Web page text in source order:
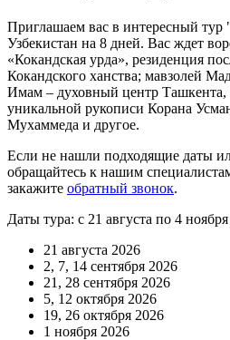
Приглашаем вас в интересный
Узбекистан на 8 дней. Вас ждет
«Кокандская урда», резиденция
Кокандского ханства; мавзолей
Имам – духовный центр Ташкента,
уникальной рукописи Корана
Мухаммеда и другое.
Если не нашли подходящие даты
обращайтесь к нашим
закажите обратный звонок.
Даты тура: с 21 августа по 4
21 августа 2026
2, 7, 14 сентября 2026
21, 28 сентября 2026
5, 12 октября 2026
19, 26 октября 2026
1 ноября 2026